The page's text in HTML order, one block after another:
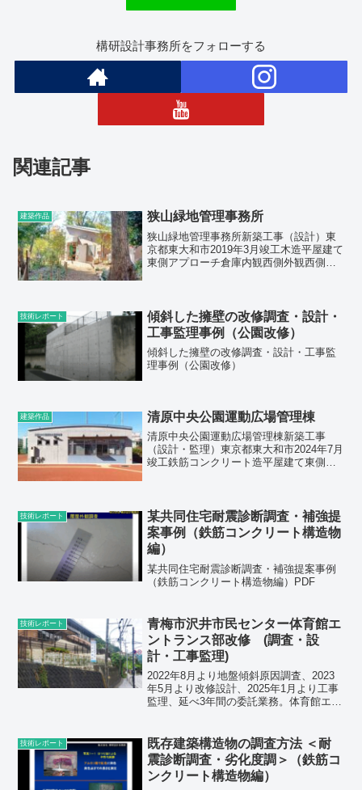
構研設計事務所をフォローする
関連記事
建築作品 狭山緑地管理事務所
狭山緑地管理事務所新築工事（設計）東
京都東大和市2019年3月竣工木造平屋建て
東側アプローチ倉庫内観西側外観西側デ
技術レポート
傾斜した擁壁の改修調査・設計・
工事監理事例（公園改修）
傾斜した擁壁の改修調査・設計・工事監
理事例（公園改修）
建築作品 清原中央公園運動広場管理棟
清原中央公園運動広場管理棟新築工事
（設計・監理）東京都東大和市2024年7月
竣工鉄筋コンクリート造平屋建て東側外
技術レポート
某共同住宅耐震診断調査・補強提
案事例（鉄筋コンクリート構造物
編）
某共同住宅耐震診断調査・補強提案事例
（鉄筋コンクリート構造物編）PDF
技術レポート
青梅市沢井市民センター体育館エ
ントランス部改修 (調査・設
計・工事監理)
2022年8月より地盤傾斜原因調査、2023
年5月より改修設計、2025年1月より工事
監理、延べ3年間の委託業務。体育館エン
施した上で、２段目の擁壁を撤去し、１
段目の既...
技術レポート
既存建築構造物の調査方法 ＜耐
震診断調査・劣化度調＞（鉄筋コ
ンクリート構造物編）